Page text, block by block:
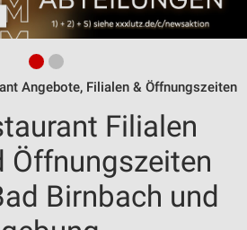
Angebote, Filialen & Öffnungszeiten
Filialen
Öffnungszeiten
Birnbach und